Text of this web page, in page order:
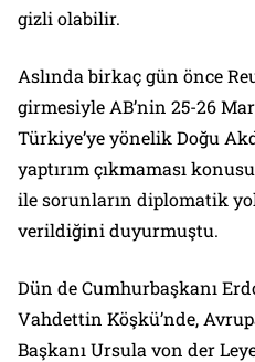
gizli olabilir.
Aslında birkaç gün önce
girmesiyle AB’nin 25-26
Türkiye’ye yönelik Doğu
yaptırım çıkmaması
ile sorunların diplomatik
verildiğini duyurmuştu.
Dün de Cumhurbaşkanı
Vahdettin Köşkü’nde,
Başkanı Ursula von der